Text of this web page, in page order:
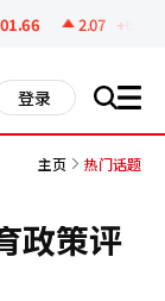
2.07 +0.26%
登录 搜 all
主页 热门话题
政策评